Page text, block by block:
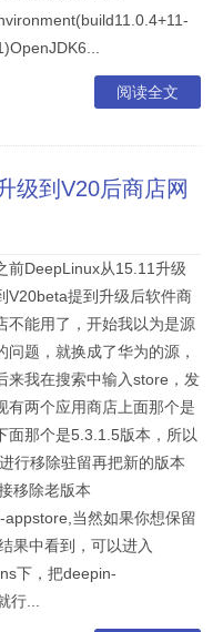
阅读全文
级到V20后商店网
前DeepLinux从15.11升级
V20beta提到升级后软件商
不能用了，开始我以为是源
问题，就换成了华为的源，
来我在搜索中输入store，发
有两个应用商店上面那个是
面那个是5.3.1.5版本，所以
行移除驻留再把新的版本
移除老版本
当然如果你想保留
果中看到，可以进入
下，把deepin-
行...